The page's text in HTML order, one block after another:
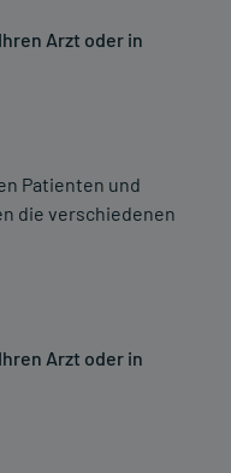
Arzt oder in
Patienten und
die verschiedenen
Arzt oder in